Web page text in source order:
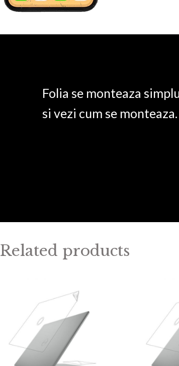
Folia se monteaza
si vezi cum se monteaza.
Related products